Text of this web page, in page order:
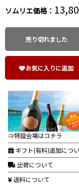
ソムリエ価格：
売り切れました
お気に入りに追加
⇒特設会場はコチラ
ギフト(有料)追加につ
出荷について
送料について